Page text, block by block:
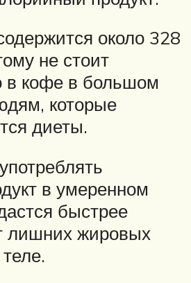
около 328
не стоит
в кофе в большом
которые
диеты.
в умеренном
быстрее
лишних жировых